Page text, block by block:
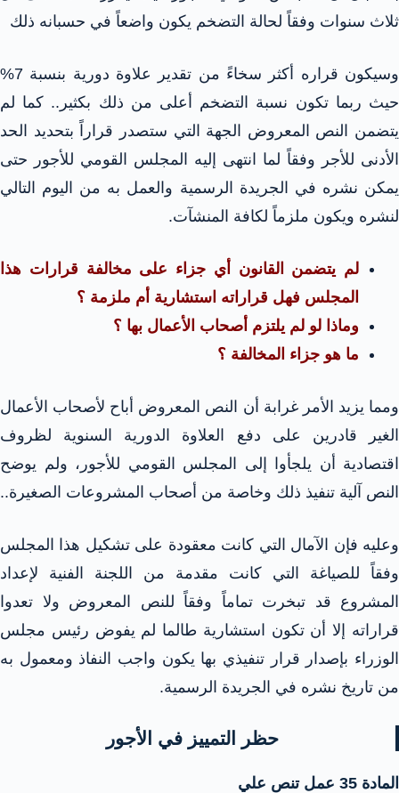
ثلاث سنوات وفقاً لحالة التضخم يكون واضعاً في حسبانه ذلك
وسيكون قراره أكثر سخاءً من تقدير علاوة دورية بنسبة 7%
حيث ربما تكون نسبة التضخم أعلى من ذلك بكثير.. كما لم
يتضمن النص المعروض الجهة التي ستصدر قراراً بتحديد الحد
الأدنى للأجر وفقاً لما انتهى إليه المجلس القومي للأجور حتى
يمكن نشره في الجريدة الرسمية والعمل به من اليوم التالي
لنشره ويكون ملزماً لكافة المنشآت.
لم يتضمن القانون أي جزاء على مخالفة قرارات هذا
المجلس فهل قراراته استشارية أم ملزمة ؟
وماذا لو لم يلتزم أصحاب الأعمال بها ؟
ما هو جزاء المخالفة ؟
ومما يزيد الأمر غرابة أن النص المعروض أباح لأصحاب الأعمال
الغير قادرين على دفع العلاوة الدورية السنوية لظروف
اقتصادية أن يلجأوا إلى المجلس القومي للأجور، ولم يوضح
النص آلية تنفيذ ذلك وخاصة من أصحاب المشروعات الصغيرة..
وعليه فإن الآمال التي كانت معقودة على تشكيل هذا المجلس
وفقاً للصياغة التي كانت مقدمة من اللجنة الفنية لإعداد
المشروع قد تبخرت تماماً وفقاً للنص المعروض ولا تعدوا
قراراته إلا أن تكون استشارية طالما لم يفوض رئيس مجلس
الوزراء بإصدار قرار تنفيذي بها يكون واجب النفاذ ومعمول به
من تاريخ نشره في الجريدة الرسمية.
حظر التمييز في الأجور
المادة 35 عمل تنص علي